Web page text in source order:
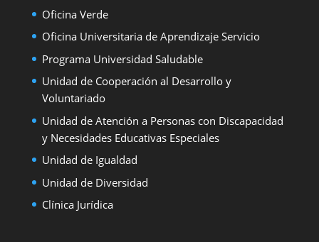
Oficina Verde
Oficina Universitaria de Aprendizaje Servicio
Programa Universidad Saludable
Unidad de Cooperación al Desarrollo y
Voluntariado
Unidad de Atención a Personas con Discapacidad
y Necesidades Educativas Especiales
Unidad de Igualdad
Unidad de Diversidad
Clínica Jurídica